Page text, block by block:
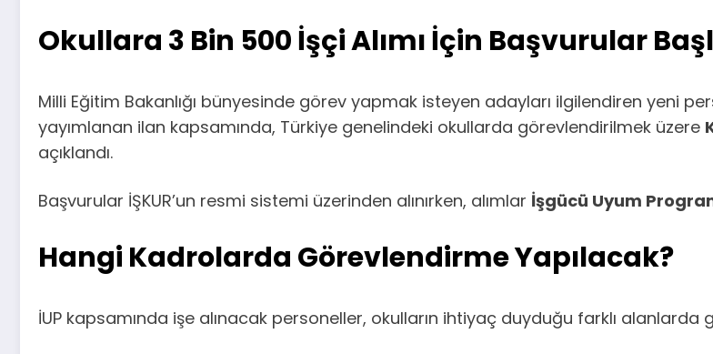
Okullara 3 Bin 500 İşçi Alımı İçin Başvurular
Milli Eğitim Bakanlığı bünyesinde görev yapmak isteyen adayları ilgilendiren yeni
yayımlanan ilan kapsamında, Türkiye genelindeki okullarda görevlendirilmek üzere
açıklandı.
Başvurular İŞKUR’un resmi sistemi üzerinden alınırken, alımlar İşgücü Uyum
Hangi Kadrolarda Görevlendirme Yapılacak?
İUP kapsamında işe alınacak personeller, okulların ihtiyaç duyduğu farklı alanlarda